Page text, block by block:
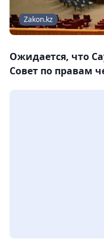
Zakon.kz
Ожидается, что
Совет по правам